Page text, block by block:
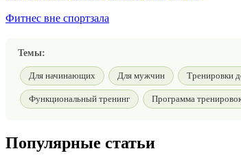
Фитнес вне спортзала
Темы:
Для начинающих Для мужчин Тренировки
Функциональный тренинг Программа
Популярные статьи